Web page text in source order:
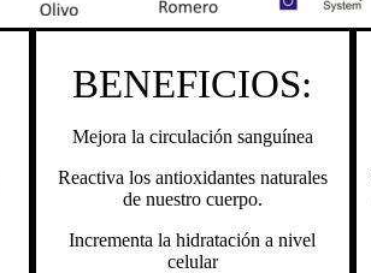
BENEFICIOS:
Mejora la circulación sanguínea
Reactiva los antioxidantes naturales
de nuestro cuerpo.
Incrementa la hidratación a nivel
celular